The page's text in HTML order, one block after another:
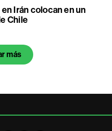
Irán colocan en un
Chile
más